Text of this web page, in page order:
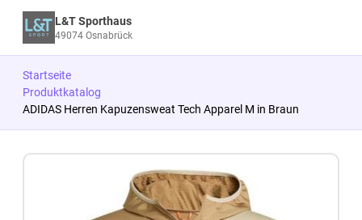
L&T Sporthaus
49074 Osnabrück
Startseite
Produktkatalog
ADIDAS Herren Kapuzensweat Tech Apparel M in Braun